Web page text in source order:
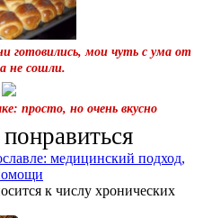
готовились, мои чуть с ума от
не сошли.
просто, но очень вкусно
медицинский подход,
к числу хронических